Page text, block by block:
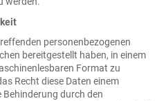
personenbezogenen
bereitgestellt haben, in einem
Format zu
Recht diese Daten einem
durch den